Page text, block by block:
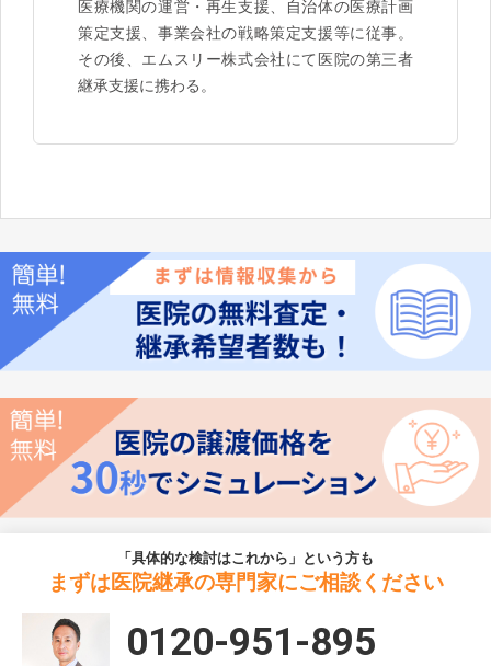
医療機関の運営・再生支援、自治体の医療計画
策定支援、事業会社の戦略策定支援等に従事。
その後、エムスリー株式会社にて医院の第三者
継承支援に携わる。
「具体的な検討はこれから」という方も
まずは医院継承の専門家にご相談ください
0120-951-895